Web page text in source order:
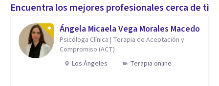
Encuentra los mejores profesionales cerca de ti
Ángela Micaela Vega Morales Macedo
Psicóloga Clínica | Terapia de Aceptación y
Compromiso (ACT)
Los Ángeles
Terapia online